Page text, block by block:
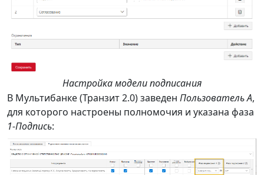
Настройка модели подписания
В Мультибанке (Транзит 2.0) заведен Пользователь А,
для которого настроены полномочия и указана фаза
1-Подпись: